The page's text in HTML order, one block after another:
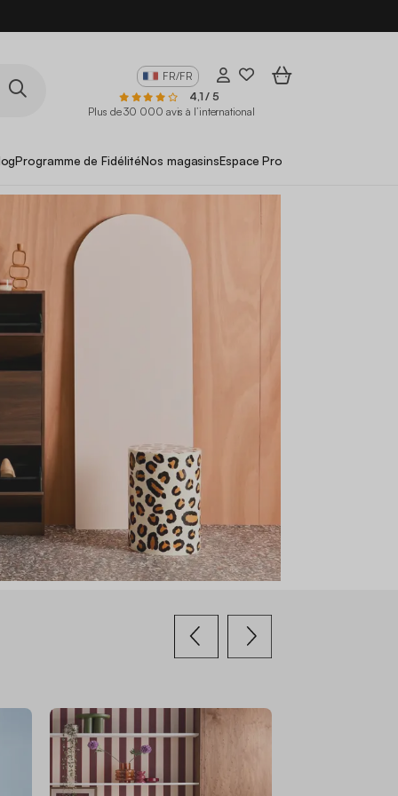
FR/FR
4,1 / 5
Plus de 30 000 avis à l’international
Programme de FidélitéNos magasinsEspace Pro